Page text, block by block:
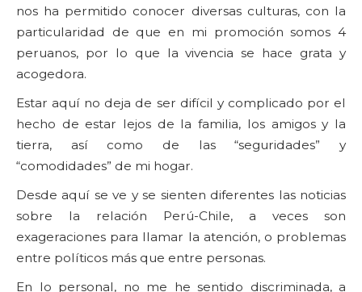
nos ha permitido conocer diversas culturas, con la
particularidad de que en mi promoción somos 4
peruanos, por lo que la vivencia se hace grata y
acogedora.
Estar aquí no deja de ser difícil y complicado por el
hecho de estar lejos de la familia, los amigos y la
tierra, así como de las “seguridades” y
“comodidades” de mi hogar.
Desde aquí se ve y se sienten diferentes las noticias
sobre la relación Perú-Chile, a veces son
exageraciones para llamar la atención, o problemas
entre políticos más que entre personas.
En lo personal, no me he sentido discriminada, a